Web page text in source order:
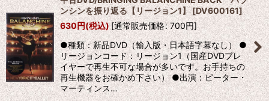
ンシンを振り返る【リージョン1】[DV600161]
630円(税込) [通常販売価格: 700円]
●種類：新品DVD（輸入版・日本語字幕なし） ●
リージョンコード：リージョン1（国産DVDプレ
イヤーで再生不可な場合が多いです。お手持ちの
再生機器をお確かめ下さい） ●出演：ピーター・
マーティンス…